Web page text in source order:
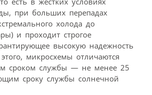
при больших перепадах
холода до
и проходит строгое
высокую надежность
микросхемы отличаются
сроком службы — не менее 25
сроку службы солнечной